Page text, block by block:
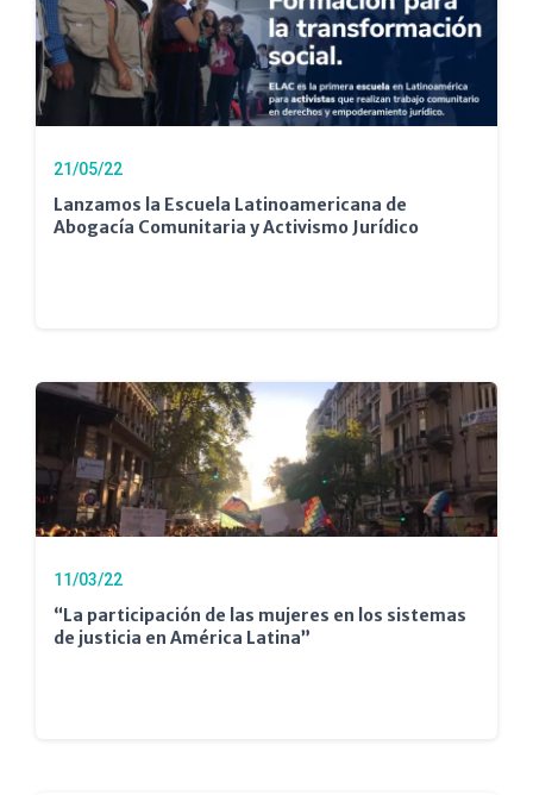
21/05/22
Lanzamos la Escuela Latinoamericana de
Abogacía Comunitaria y Activismo Jurídico
11/03/22
“La participación de las mujeres en los sistemas
de justicia en América Latina”